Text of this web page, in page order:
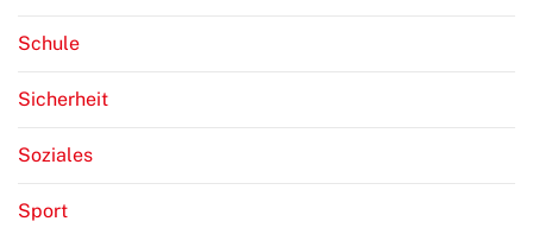
Schule
Sicherheit
Soziales
Sport